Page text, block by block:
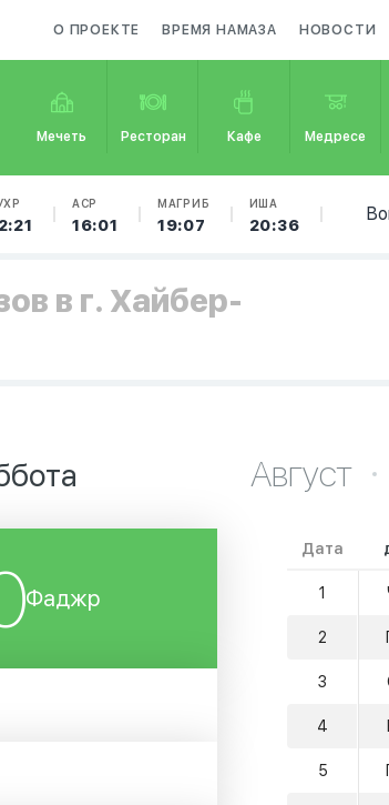
О ПРОЕКТЕ ВРЕМЯ НАМАЗА НОВОСТИ
Мечеть Ресторан Кафе Медресе
АСР
16:01
МАГРИБ
19:07
ИША
20:36
в г. Хайбер-
Фаджр
Август
Дата
1
2
3
4
5